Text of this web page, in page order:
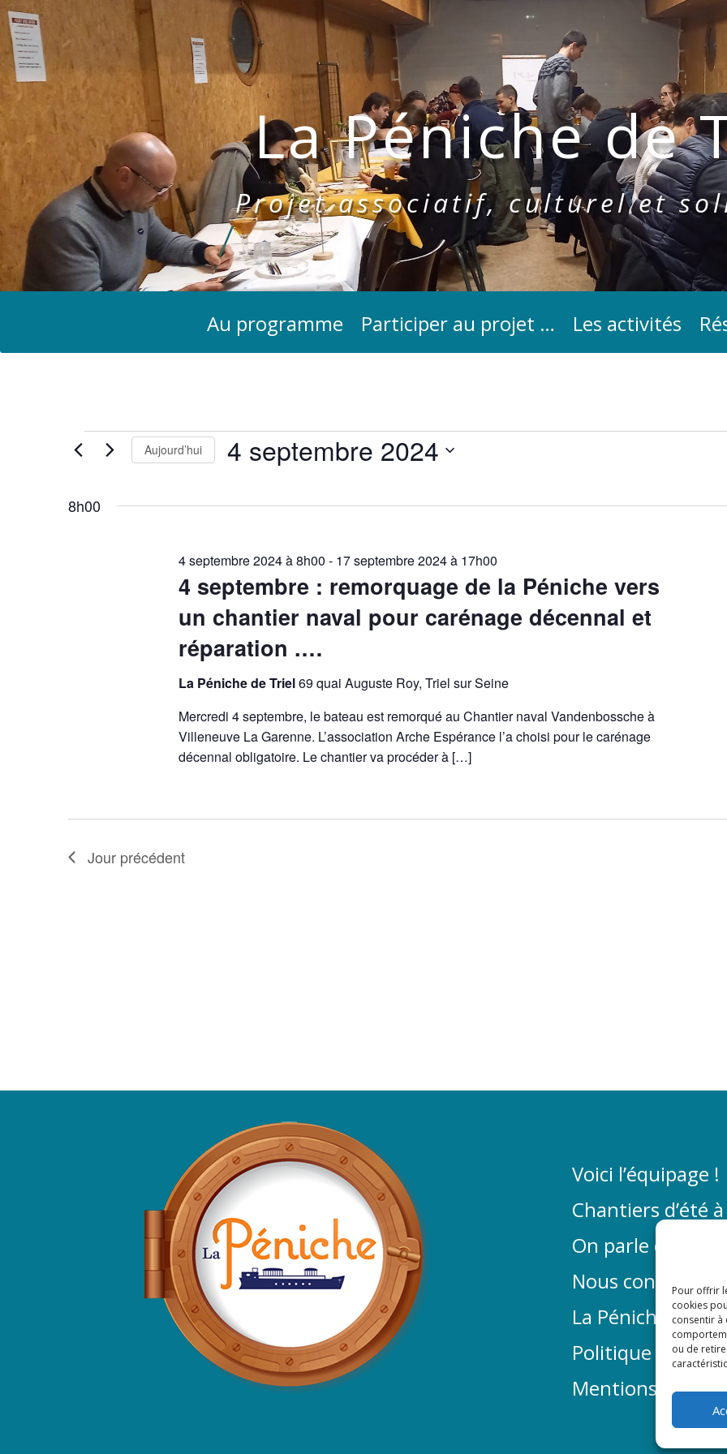
Pour offrir
cookies
consentir à
ou de
La Péniche de
Projet associatif, culturel et
Au programme Participer au projet … Les activités
Évènements
for
septembre
Aujourd’hui 4 septembre 2024
date.
8h00
4 septembre : remorquage de la Péniche vers
un chantier naval pour carénage décennal et
réparation .…
4 septembre 2024 à 8h00 - 17 septembre 2024 à 17h00
La Péniche de Triel69 quai Auguste Roy, Triel sur Seine
Mercredi 4 septembre, le bateau est remorqué au Chantier naval Vandenbossche à
Villeneuve La Garenne. L’association Arche Espérance l’a choisi pour le carénage
décennal obligatoire. Le chantier va procéder à […]
Jour précédent
Voici l’équipage !
Chantiers d’été
On parle de La
Nous contacter
La Péniche sur
Politique de
Mentions légales